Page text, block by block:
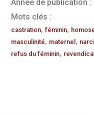
Année de publication :
Mots clés :
castration, féminin,
masculinité, maternel,
refus du féminin,